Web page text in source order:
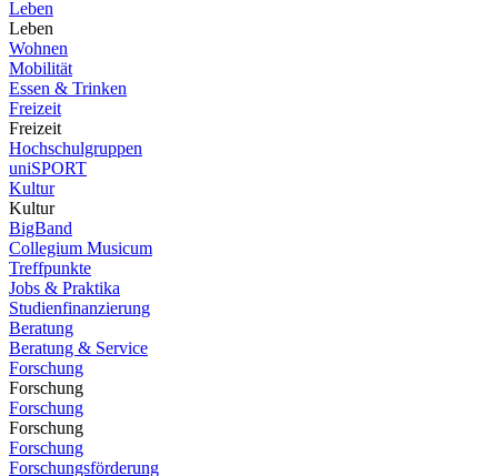
Leben
Leben
Wohnen
Mobilität
Essen & Trinken
Freizeit
Freizeit
Hochschulgruppen
uniSPORT
Kultur
Kultur
BigBand
Collegium Musicum
Treffpunkte
Jobs & Praktika
Studienfinanzierung
Beratung
Beratung & Service
Forschung
Forschung
Forschung
Forschung
Forschung
Forschungsförderung